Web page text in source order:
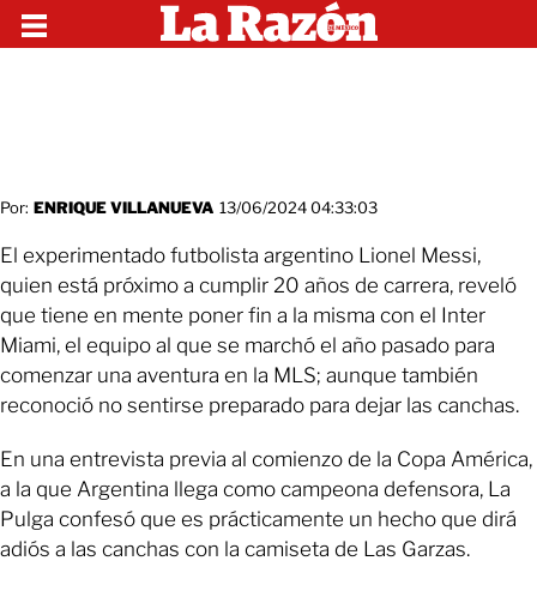
Por: ENRIQUE VILLANUEVA 13/06/2024 04:33:03
El experimentado futbolista argentino Lionel Messi,
quien está próximo a cumplir 20 años de carrera, reveló
que tiene en mente poner fin a la misma con el Inter
Miami, el equipo al que se marchó el año pasado para
comenzar una aventura en la MLS; aunque también
reconoció no sentirse preparado para dejar las canchas.
En una entrevista previa al comienzo de la Copa América,
a la que Argentina llega como campeona defensora, La
Pulga confesó que es prácticamente un hecho que dirá
adiós a las canchas con la camiseta de Las Garzas.